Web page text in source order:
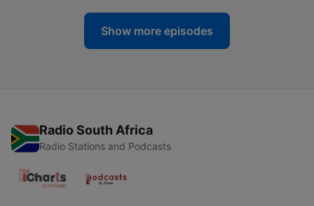
Show more episodes
Radio South Africa
Radio Stations and Podcasts